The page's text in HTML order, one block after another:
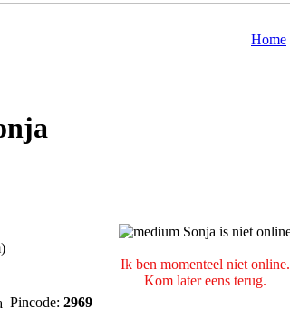
Home
Ik ben momenteel niet online.
Kom later eens terug.
Pincode: 2969